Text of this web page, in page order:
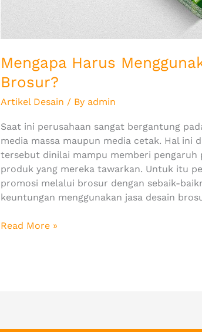
Mengapa Harus
Brosur?
Artikel Desain / By admin
Saat ini perusahaan sangat bergantung
media massa maupun media cetak. Hal ini
tersebut dinilai mampu memberi pengaruh
produk yang mereka tawarkan. Untuk itu
promosi melalui brosur dengan sebaik-
keuntungan menggunakan jasa desain
Read More »